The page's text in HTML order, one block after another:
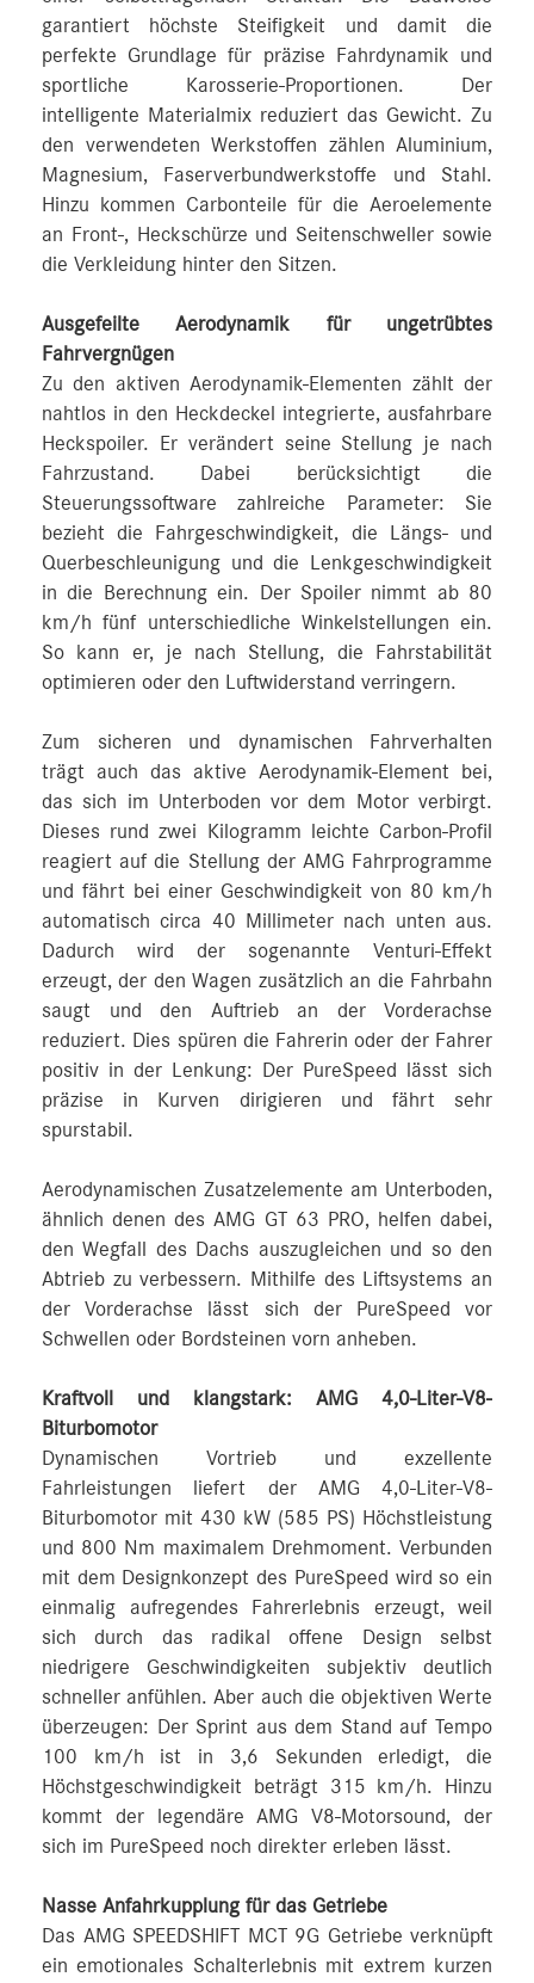
garantiert höchste Steifigkeit und damit die
perfekte Grundlage für präzise Fahrdynamik und
sportliche Karosserie-Proportionen. Der
intelligente Materialmix reduziert das Gewicht. Zu
den verwendeten Werkstoffen zählen Aluminium,
Magnesium, Faserverbundwerkstoffe und Stahl.
Hinzu kommen Carbonteile für die Aeroelemente
an Front-, Heckschürze und Seitenschweller sowie
die Verkleidung hinter den Sitzen.
Ausgefeilte Aerodynamik für ungetrübtes
Fahrvergnügen
Zu den aktiven Aerodynamik-Elementen zählt der
nahtlos in den Heckdeckel integrierte, ausfahrbare
Heckspoiler. Er verändert seine Stellung je nach
Fahrzustand. Dabei berücksichtigt die
Steuerungssoftware zahlreiche Parameter: Sie
bezieht die Fahrgeschwindigkeit, die Längs- und
Querbeschleunigung und die Lenkgeschwindigkeit
in die Berechnung ein. Der Spoiler nimmt ab 80
km/h fünf unterschiedliche Winkelstellungen ein.
So kann er, je nach Stellung, die Fahrstabilität
optimieren oder den Luftwiderstand verringern.
Zum sicheren und dynamischen Fahrverhalten
trägt auch das aktive Aerodynamik-Element bei,
das sich im Unterboden vor dem Motor verbirgt.
Dieses rund zwei Kilogramm leichte Carbon-Profil
reagiert auf die Stellung der AMG Fahrprogramme
und fährt bei einer Geschwindigkeit von 80 km/h
automatisch circa 40 Millimeter nach unten aus.
Dadurch wird der sogenannte Venturi-Effekt
erzeugt, der den Wagen zusätzlich an die Fahrbahn
saugt und den Auftrieb an der Vorderachse
reduziert. Dies spüren die Fahrerin oder der Fahrer
positiv in der Lenkung: Der PureSpeed lässt sich
präzise in Kurven dirigieren und fährt sehr
spurstabil.
Aerodynamischen Zusatzelemente am Unterboden,
ähnlich denen des AMG GT 63 PRO, helfen dabei,
den Wegfall des Dachs auszugleichen und so den
Abtrieb zu verbessern. Mithilfe des Liftsystems an
der Vorderachse lässt sich der PureSpeed vor
Schwellen oder Bordsteinen vorn anheben.
Kraftvoll und klangstark: AMG 4,0-Liter-V8-
Biturbomotor
Dynamischen Vortrieb und exzellente
Fahrleistungen liefert der AMG 4,0-Liter-V8-
Biturbomotor mit 430 kW (585 PS) Höchstleistung
und 800 Nm maximalem Drehmoment. Verbunden
mit dem Designkonzept des PureSpeed wird so ein
einmalig aufregendes Fahrerlebnis erzeugt, weil
sich durch das radikal offene Design selbst
niedrigere Geschwindigkeiten subjektiv deutlich
schneller anfühlen. Aber auch die objektiven Werte
überzeugen: Der Sprint aus dem Stand auf Tempo
100 km/h ist in 3,6 Sekunden erledigt, die
Höchstgeschwindigkeit beträgt 315 km/h. Hinzu
kommt der legendäre AMG V8-Motorsound, der
sich im PureSpeed noch direkter erleben lässt.
Nasse Anfahrkupplung für das Getriebe
Das AMG SPEEDSHIFT MCT 9G Getriebe verknüpft
ein emotionales Schalterlebnis mit extrem kurzen